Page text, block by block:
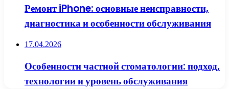
Ремонт iPhone: основные неисправности,
диагностика и особенности обслуживания
17.04.2026
Особенности частной стоматологии: подход,
технологии и уровень обслуживания